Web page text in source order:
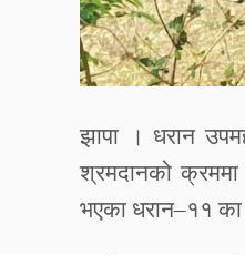
झापा । धरान
श्रमदानको क्रममा
भएका धरान–११ का